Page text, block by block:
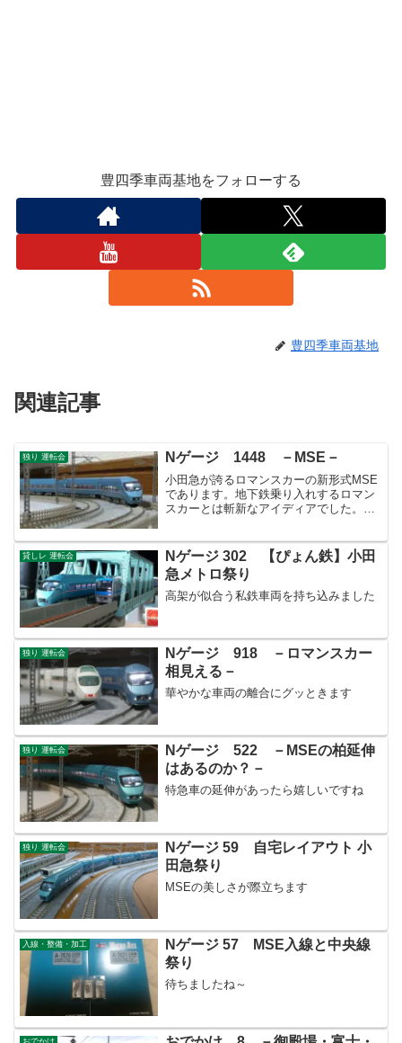
豊四季車両基地をフォローする
豊四季車両基地
関連記事
独り 運転会 Nゲージ 1448 －MSE－
小田急が誇るロマンスカーの新形式MSE
であります。地下鉄乗り入れするロマン
スカーとは斬新なアイディアでした。模
貸しレ 運転会
Nゲージ 302 【ぴょん鉄】小田
急メトロ祭り
高架が似合う私鉄車両を持ち込みました
独り 運転会
Nゲージ 918 －ロマンスカー
相見える－
華やかな車両の離合にグッときます
独り 運転会
Nゲージ 522 －MSEの柏延伸
はあるのか？－
特急車の延伸があったら嬉しいですね
独り 運転会
Nゲージ 59 自宅レイアウト 小
田急祭り
MSEの美しさが際立ちます
入線・整備・加工
Nゲージ 57 MSE入線と中央線
祭り
待ちましたね～
おでかけ